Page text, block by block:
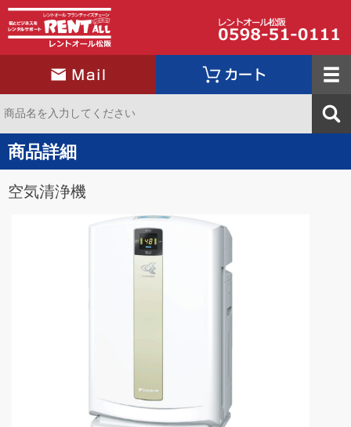
商品詳細
空気清浄機